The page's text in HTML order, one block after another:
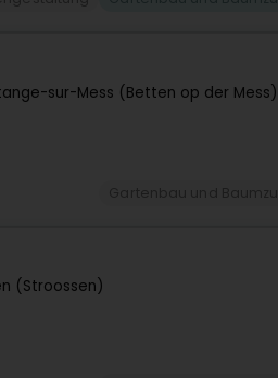
sur-Mess (Betten op der Mess)
(Stroossen)